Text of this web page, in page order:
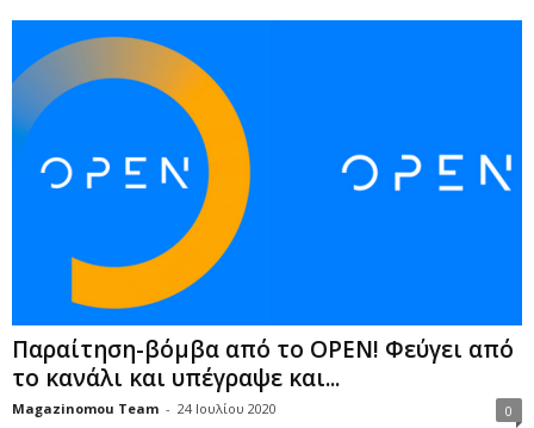
Παραίτηση-βόμβα από το OPEN! Φεύγει από
το κανάλι και υπέγραψε και...
Magazinomou Team - 24 Ιουλίου 2020 0